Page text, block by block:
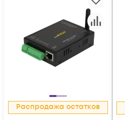
Распродажа остатков